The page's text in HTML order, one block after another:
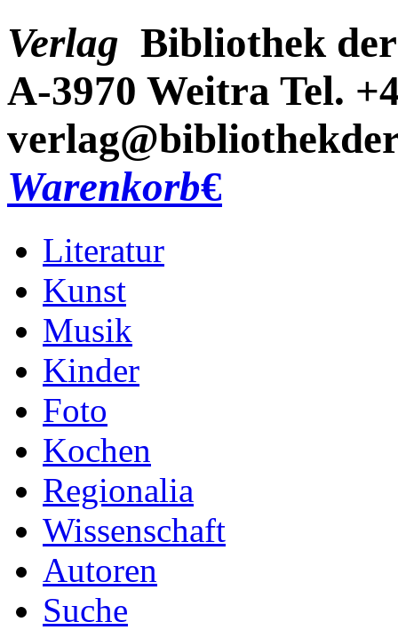
Verlag Bibliothek
A-3970 Weitra Tel.
Warenkorb€
Literatur
Kunst
Musik
Kinder
Foto
Kochen
Regionalia
Wissenschaft
Autoren
Suche